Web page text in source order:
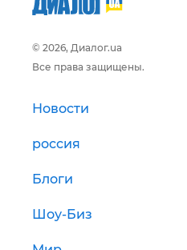
© 2026, Диалог.ua
Все права защищены.
Новости
россия
Блоги
Шоу-Биз